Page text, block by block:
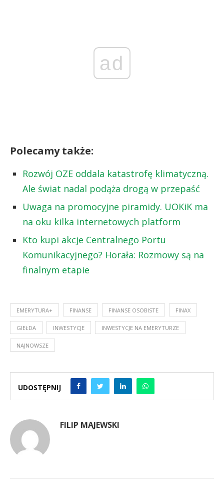
ad
Polecamy także:
Rozwój OZE oddala katastrofę klimatyczną.
Ale świat nadal podąża drogą w przepaść
Uwaga na promocyjne piramidy. UOKiK ma
na oku kilka internetowych platform
Kto kupi akcje Centralnego Portu
Komunikacyjnego? Horała: Rozmowy są na
finalnym etapie
EMERYTURA+ FINANSE FINANSE OSOBISTE FINAX
GIEŁDA INWESTYCJE INWESTYCJE NA EMERYTURZE
NAJNOWSZE
UDOSTĘPNIJ
FILIP MAJEWSKI